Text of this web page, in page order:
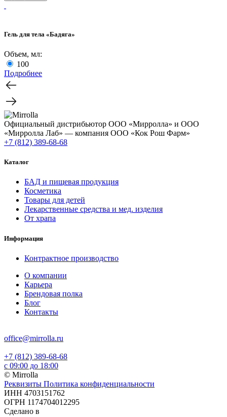
Гель для тела «Бадяга»
Объем, мл:
100
Подробнее
Официальный дистрибьютор ООО «Мирролла» и ООО
«Мирролла Лаб» — компания ООО «Кок Рош Фарм»
+7 (812) 389-68-68
Каталог
БАД и пищевая продукция
Косметика
Товары для детей
Лекарственные средства и мед. изделия
От храпа
Информация
Контрактное производство
О компании
Карьера
Брендовая полка
Блог
Контакты
office@mirrolla.ru
+7 (812) 389-68-68
с 09:00 до 18:00
© Mirrolla
Реквизиты Политика конфиденциальности
ИНН 4703151762
ОГРН 1174704012295
Сделано в